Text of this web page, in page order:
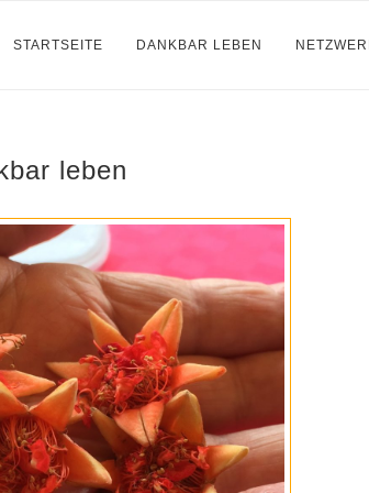
STARTSEITE DANKBAR LEBEN
leben